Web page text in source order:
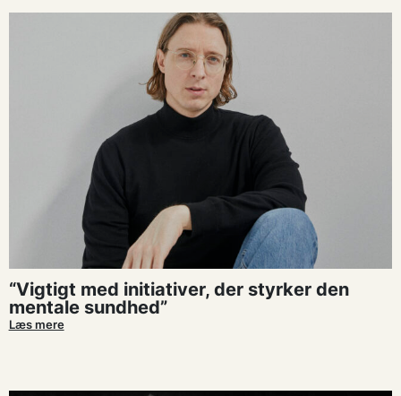
“Vigtigt med initiativer, der styrker den
mentale sundhed”
Læs mere